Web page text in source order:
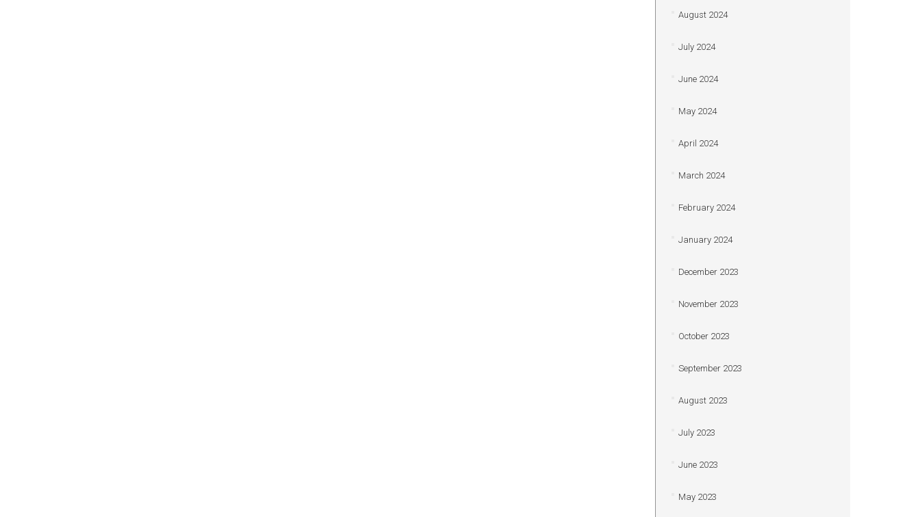
August 2024
July 2024
June 2024
May 2024
April 2024
March 2024
February 2024
January 2024
December 2023
November 2023
October 2023
September 2023
August 2023
July 2023
June 2023
May 2023